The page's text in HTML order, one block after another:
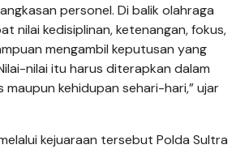
personel. Di balik olahraga
nilai kedisiplinan, ketenangan, fokus,
mengambil keputusan yang
nilai itu harus diterapkan dalam
maupun kehidupan sehari-hari,” ujar
kejuaraan tersebut Polda Sultra